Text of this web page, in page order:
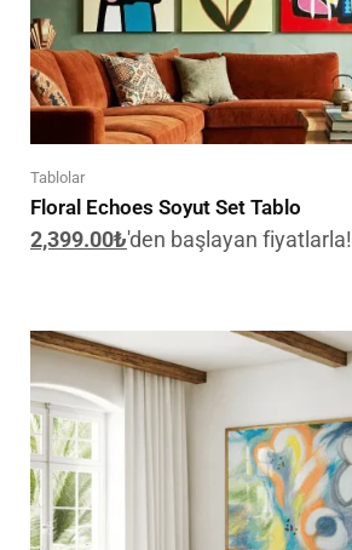
Tablolar
Floral Echoes Soyut Set Tablo
2,399.00₺'den başlayan fiyatlarla!